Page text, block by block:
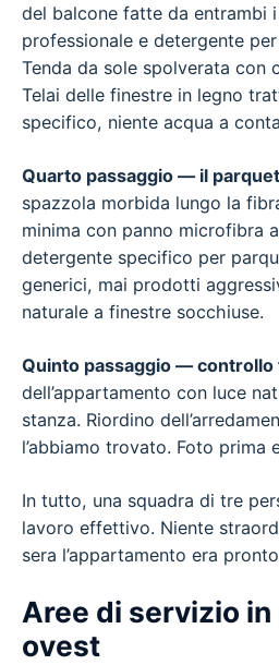
del balcone fatte da entrambi
professionale e detergente
Tenda da sole spolverata con
Telai delle finestre in legno
specifico, niente acqua a
Quarto passaggio — il
spazzola morbida lungo la
minima con panno microfibra
detergente specifico per
generici, mai prodotti
naturale a finestre socchiuse.
Quinto passaggio — controllo
dell’appartamento con luce
stanza. Riordino
l’abbiamo trovato. Foto prima
In tutto, una squadra di tre
lavoro effettivo. Niente
sera l’appartamento era
Aree di servizio
ovest